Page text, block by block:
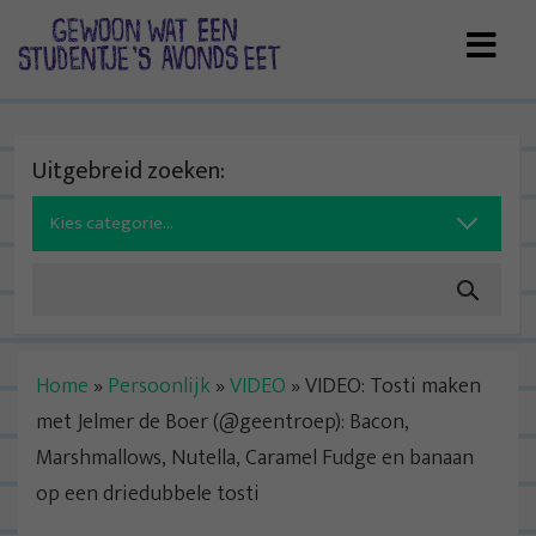
Uitgebreid zoeken:
Search
for:
Home » Persoonlijk»VIDEO »VIDEO: Tosti maken
met Jelmer de Boer (@geentroep): Bacon,
Marshmallows, Nutella, Caramel Fudge en banaan
op een driedubbele tosti